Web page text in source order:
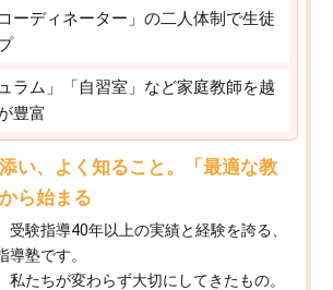
ーディネーター」の二人体制で生徒
ラム」「自習室」など家庭教師を越
豊富
い、よく知ること。「最適な教
ら始まる
受験指導40年以上の実績と経験を誇る、
導塾です。
私たちが変わらず大切にしてきたもの。